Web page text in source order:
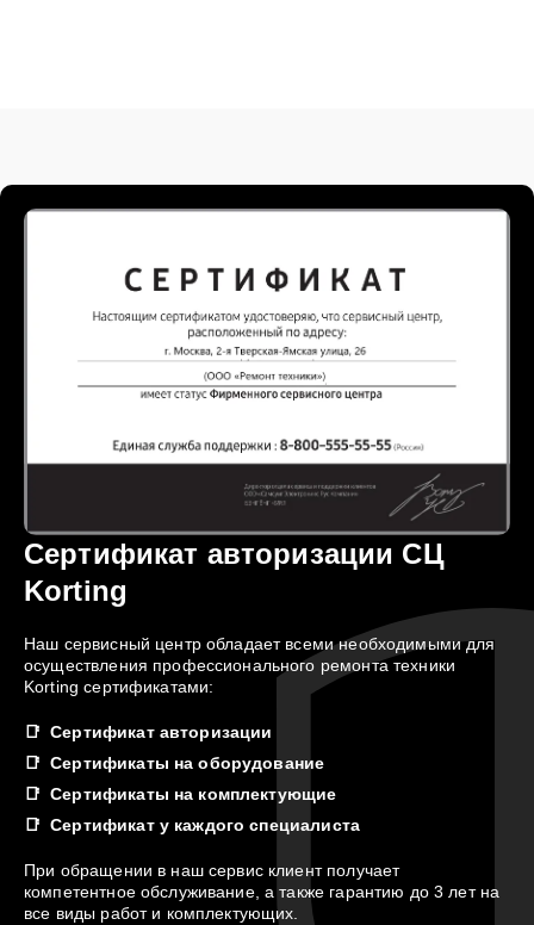
Сертификат авторизации СЦ
Korting
Наш сервисный центр обладает всеми необходимыми для
осуществления профессионального ремонта техники
Korting сертификатами:
Сертификат авторизации
Сертификаты на оборудование
Сертификаты на комплектующие
Сертификат у каждого специалиста
При обращении в наш сервис клиент получает
компетентное обслуживание, а также гарантию до 3 лет на
все виды работ и комплектующих.